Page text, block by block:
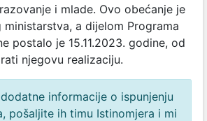
i mlade. Ovo obećanje je
a dijelom Programa
postalo je 15.11.2023. godine, od
njegovu realizaciju.
informacije o ispunjenju
pošaljite ih timu Istinomjera i mi